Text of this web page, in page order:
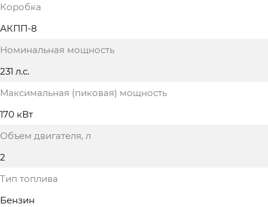
Коробка
АКПП-8
Номинальная мощность
231 л.с.
Максимальная (пиковая) мощность
170 кВт
Объем двигателя, л
2
Тип топлива
Бензин